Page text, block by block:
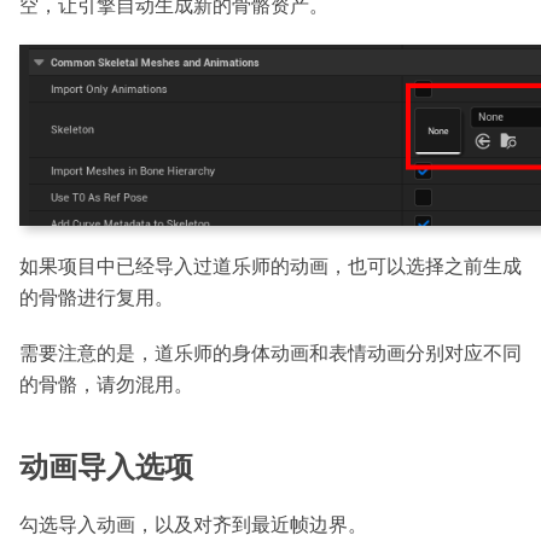
如果项目中已经导入过道乐师的动画，也可以选择之前生成
的骨骼进行复用。
需要注意的是，道乐师的身体动画和表情动画分别对应不同
的骨骼，请勿混用。
动画导入选项
勾选导入动画，以及对齐到最近帧边界。